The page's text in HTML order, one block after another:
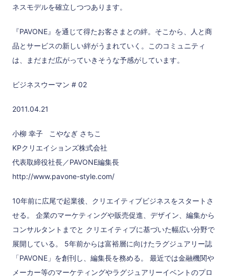
ネスモデルを確立しつつあります。
『PAVONE』を通じて得たお客さまとの絆。そこから、人と商
品とサービスの新しい絆がうまれていく。このコミュニティ
は、まだまだ広がっていきそうな予感がしています。
ビジネスウーマン # 02
2011.04.21
小柳 幸子 こやなぎ さちこ
KPクリエイションズ株式会社
代表取締役社長／PAVONE編集長
http://www.pavone-style.com/
10年前に広尾で起業後、クリエイティブビジネスをスタートさ
せる。 企業のマーケティングや販売促進、デザイン、編集から
コンサルタントまでと クリエイティブに基づいた幅広い分野で
展開している。 5年前からは富裕層に向けたラグジュアリー誌
「PAVONE」を創刊し、編集長を務める。 最近では金融機関や
メーカー等のマーケティングやラグジュアリーイベントのプロ